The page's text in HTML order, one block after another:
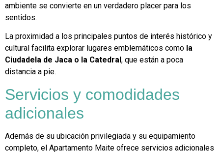
ambiente se convierte en un verdadero placer para los
sentidos.
La proximidad a los principales puntos de interés histórico y
cultural facilita explorar lugares emblemáticos como la
Ciudadela de Jaca o la Catedral , que están a poca
distancia a pie.
Servicios y comodidades
adicionales
Además de su ubicación privilegiada y su equipamiento
completo, el Apartamento Maite ofrece servicios adicionales